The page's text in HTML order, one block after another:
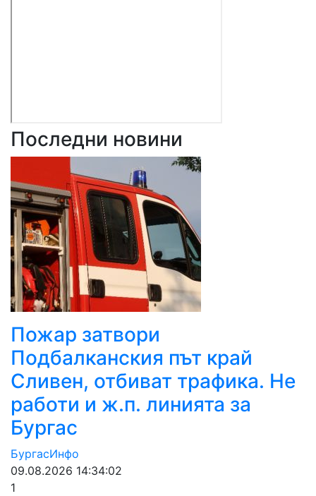
Последни новини
Пожар затвори
Подбалканския път край
Сливен, отбиват трафика. Не
работи и ж.п. линията за
Бургас
БургасИнфо
09.08.2026 14:34:02
1